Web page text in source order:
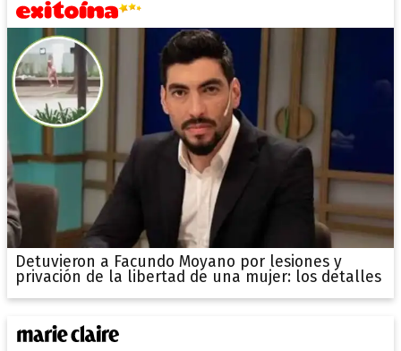
Detuvieron a Facundo Moyano por lesiones y
privación de la libertad de una mujer: los detalles